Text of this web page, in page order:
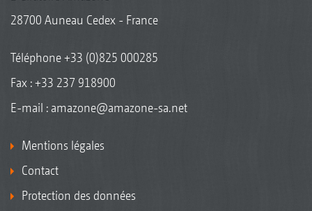
28700 Auneau Cedex - France
Téléphone+33 (0)825 000285
Fax : +33 237 918900
E-mail : amazone@amazone-sa.net
Mentions légales
Contact
Protection des données